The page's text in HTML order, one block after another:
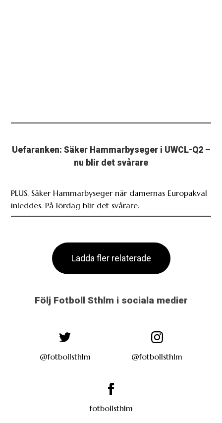
Uefaranken: Säker Hammarbyseger i UWCL-Q2 –
nu blir det svårare
PLUS. Säker Hammarbyseger när damernas Europakval
inleddes. På lördag blir det svårare.
Ladda fler relaterade
Följ Fotboll Sthlm i sociala medier
@fotbollsthlm @fotbollsthlm
fotbollsthlm